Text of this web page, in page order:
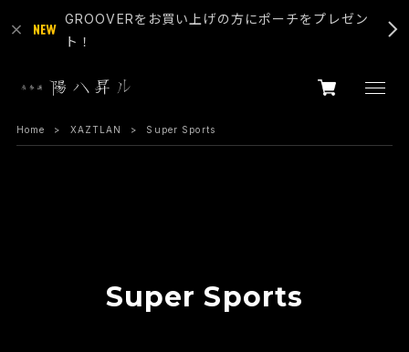
GROOVERをお買い上げの方にポーチをプレゼン
ト！
Home XAZTLAN Super Sports
Super Sports